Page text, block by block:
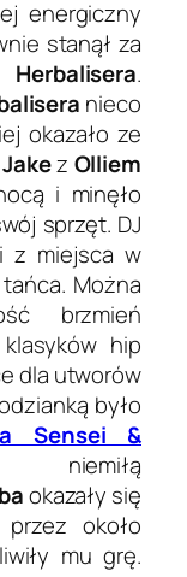
energiczny
stanął za
Herbalisera.
nieco
okazało ze
Jakez Olliem
i minęło
sprzęt. DJ
z miejsca w
Można
brzmień
hip
dla utworów
było
Sensei &
okazały się
około
mu grę.